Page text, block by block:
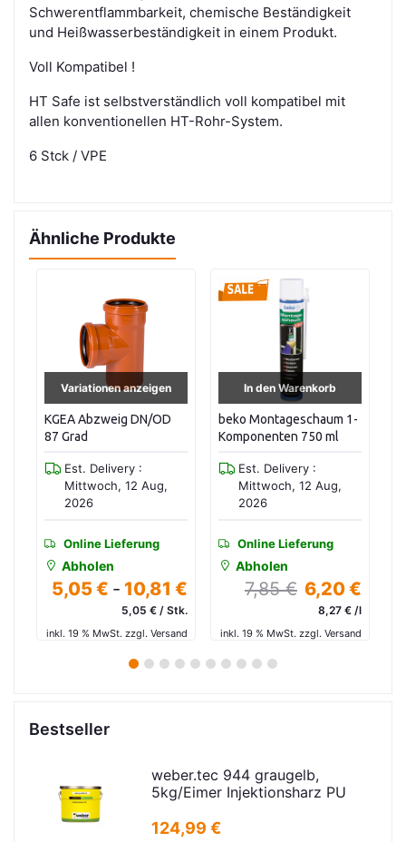
Schwerentflammbarkeit, chemische Beständigkeit
und Heißwasserbeständigkeit in einem Produkt.
Voll Kompatibel !
HT Safe ist selbstverständlich voll kompatibel mit
allen konventionellen HT-Rohr-System.
6 Stck / VPE
Ähnliche Produkte
In den Warenkorb
beko Montageschaum 1-
Komponenten 750 ml
Est. Delivery :
Mittwoch, 12 Aug,
2026
Online Lieferung
Abholen
7,85 € 6,20 €
8,27 € /l
inkl. 19 % MwSt. zzgl. Versand
In den Warenkorb
KG2000-B Bogen DN/OD
125 87 Grad
Est. Delivery :
Mittwoch, 12 Aug,
2026
Online Lieferung
Abholen
13,69 € 9,58 €
9,58 € / Stk.
inkl. 19 % MwSt. zzgl. Versand
1 2 3 4 5 6 7 8 9 10
Bestseller
weber.tec 944 graugelb,
5kg/Eimer Injektionsharz PU
124,99 €